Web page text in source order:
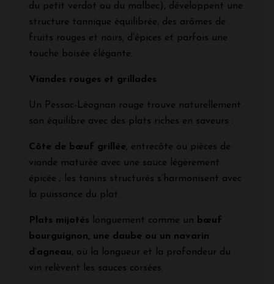
du petit verdot ou du malbec), développent une
structure tannique équilibrée, des arômes de
fruits rouges et noirs, d’épices et parfois une
touche boisée élégante.
Viandes rouges et grillades
Un Pessac-Léognan rouge trouve naturellement
son équilibre avec des plats riches en saveurs :
Côte de bœuf grillée, entrecôte ou pièces de
viande maturée avec une sauce légèrement
épicée ; les tanins structurés s’harmonisent avec
la puissance du plat.
Plats mijotés longuement comme un
bœuf
bourguignon, une daube ou un navarin
d’agneau, où la longueur et la profondeur du
vin relèvent les sauces corsées.